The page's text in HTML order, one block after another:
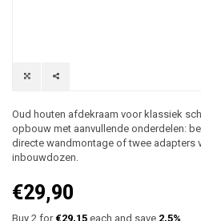
Oud houten afdekraam voor klassiek
opbouw met aanvullende onderdelen:
directe wandmontage of twee adapters
inbouwdozen.
€29,90
Buy 2 for €29,15 each and save 2,5%